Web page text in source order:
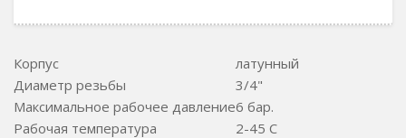
Корпус
латунный
Диаметр резьбы
3/4"
Максимальное рабочее давление6 бар.
Рабочая температура
2-45 С